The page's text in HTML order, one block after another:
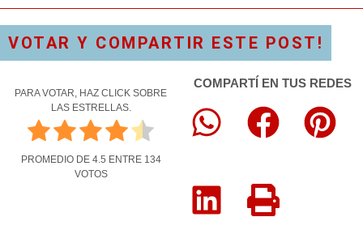
VOTAR Y COMPARTIR ESTE POST!
PARA VOTAR, HAZ CLICK SOBRE
LAS ESTRELLAS.
PROMEDIO DE 4.5 ENTRE 134
VOTOS
COMPARTÍ EN TUS REDES